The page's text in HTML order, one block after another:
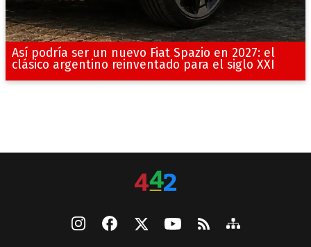
Así podría ser un nuevo Fiat Spazio en 2027: el
clásico argentino reinventado para el siglo XXI